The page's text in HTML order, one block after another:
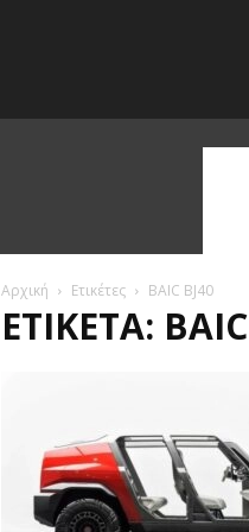
Αρχική Ετικέτες BAIC BJ40
ΕΤΙΚΈΤΑ: